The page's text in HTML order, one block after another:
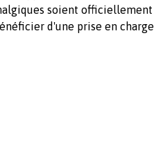
soient officiellement
d'une prise en charge